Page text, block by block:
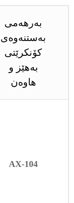
بەرهەمی
بەستنەوەی
کۆنکرێتی
بەهێز و
هاوەن
AX-104